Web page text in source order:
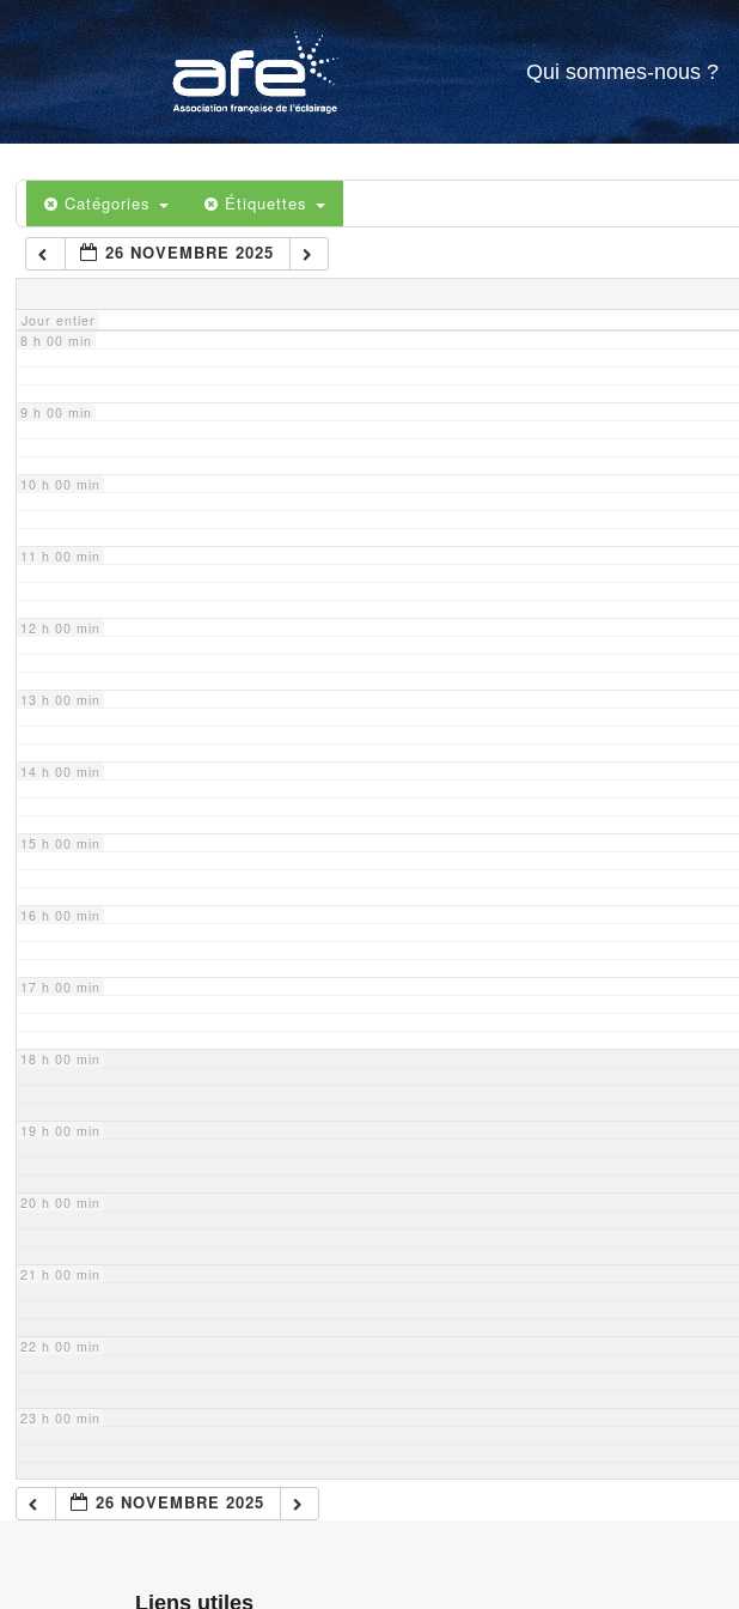
Qui sommes-nous ?
Catégories Étiquettes
26 NOVEMBRE 2025
Jour entier
4 h 00 min
5 h 00 min
6 h 00 min
7 h 00 min
8 h 00 min
9 h 00 min
10 h 00 min
11 h 00 min
12 h 00 min
13 h 00 min
14 h 00 min
15 h 00 min
16 h 00 min
17 h 00 min
18 h 00 min
19 h 00 min
20 h 00 min
21 h 00 min
22 h 00 min
23 h 00 min
26 NOVEMBRE 2025
Liens utiles